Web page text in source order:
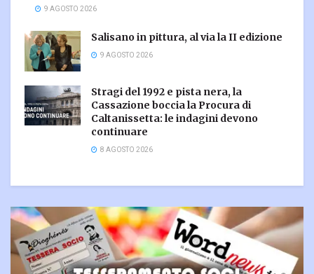
9 AGOSTO 2026
Salisano in pittura, al via la II edizione
9 AGOSTO 2026
Stragi del 1992 e pista nera, la
Cassazione boccia la Procura di
Caltanissetta: le indagini devono
continuare
8 AGOSTO 2026